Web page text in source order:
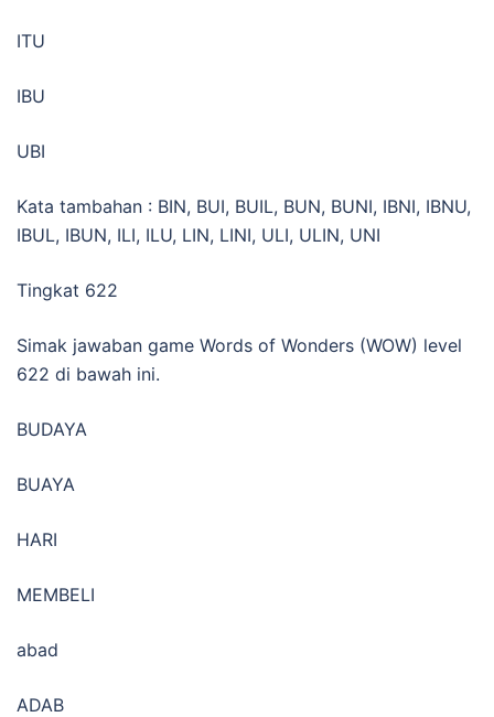
ITU
IBU
UBI
Kata tambahan : BIN, BUI, BUIL, BUN, BUNI, IBNI, IBNU,
IBUL, IBUN, ILI, ILU, LIN, LINI, ULI, ULIN, UNI
Tingkat 622
Simak jawaban game Words of Wonders (WOW) level
622 di bawah ini.
BUDAYA
BUAYA
HARI
MEMBELI
abad
ADAB